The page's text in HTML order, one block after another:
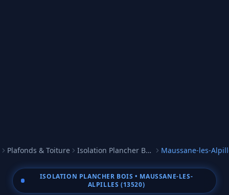
Plafonds & Toiture Isolation Plancher Bois Maussane-les-
ISOLATION PLANCHER BOIS • MAUSSANE-LES-
ALPILLES (13520)